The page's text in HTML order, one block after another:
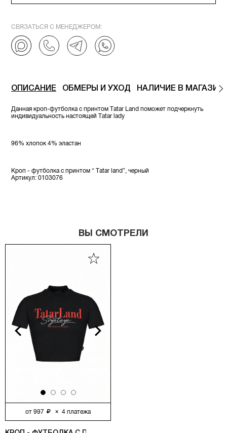
СВЯЗАТЬСЯ С МЕНЕДЖЕРОМ:
ОПИСАНИЕ ОБМЕРЫ И УХОД НАЛИЧИЕ В
Данная кроп-футболка с принтом Tatar Land поможет подчеркнуть
индивидуальность настоящей Tatar lady
96% хлопок 4% эластан
Кроп - футболка с принтом “ Tatar land”, черный
Артикул: 0103076
ВЫ СМОТРЕЛИ
Next
от 997 × 4 платежа